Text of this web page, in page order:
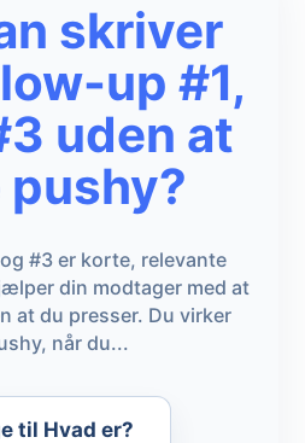
skriver
up #1,
uden at
#3 er korte, relevante
din modtager med at
at du presser. Du virker
når du...
til Hvad er?